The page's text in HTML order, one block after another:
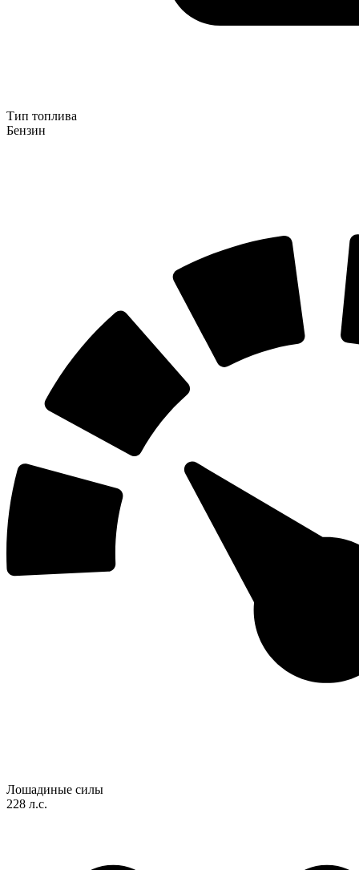
Тип топлива
Бензин
Лошадиные силы
228 л.с.